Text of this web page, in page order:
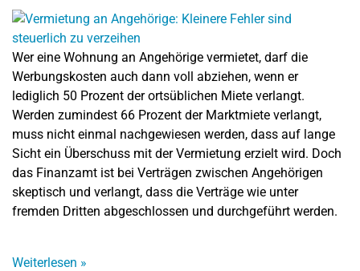
Wer eine Wohnung an Angehörige vermietet, darf die
Werbungskosten auch dann voll abziehen, wenn er
lediglich 50 Prozent der ortsüblichen Miete verlangt.
Werden zumindest 66 Prozent der Marktmiete verlangt,
muss nicht einmal nachgewiesen werden, dass auf lange
Sicht ein Überschuss mit der Vermietung erzielt wird. Doch
das Finanzamt ist bei Verträgen zwischen Angehörigen
skeptisch und verlangt, dass die Verträge wie unter
fremden Dritten abgeschlossen und durchgeführt werden.
Weiterlesen »